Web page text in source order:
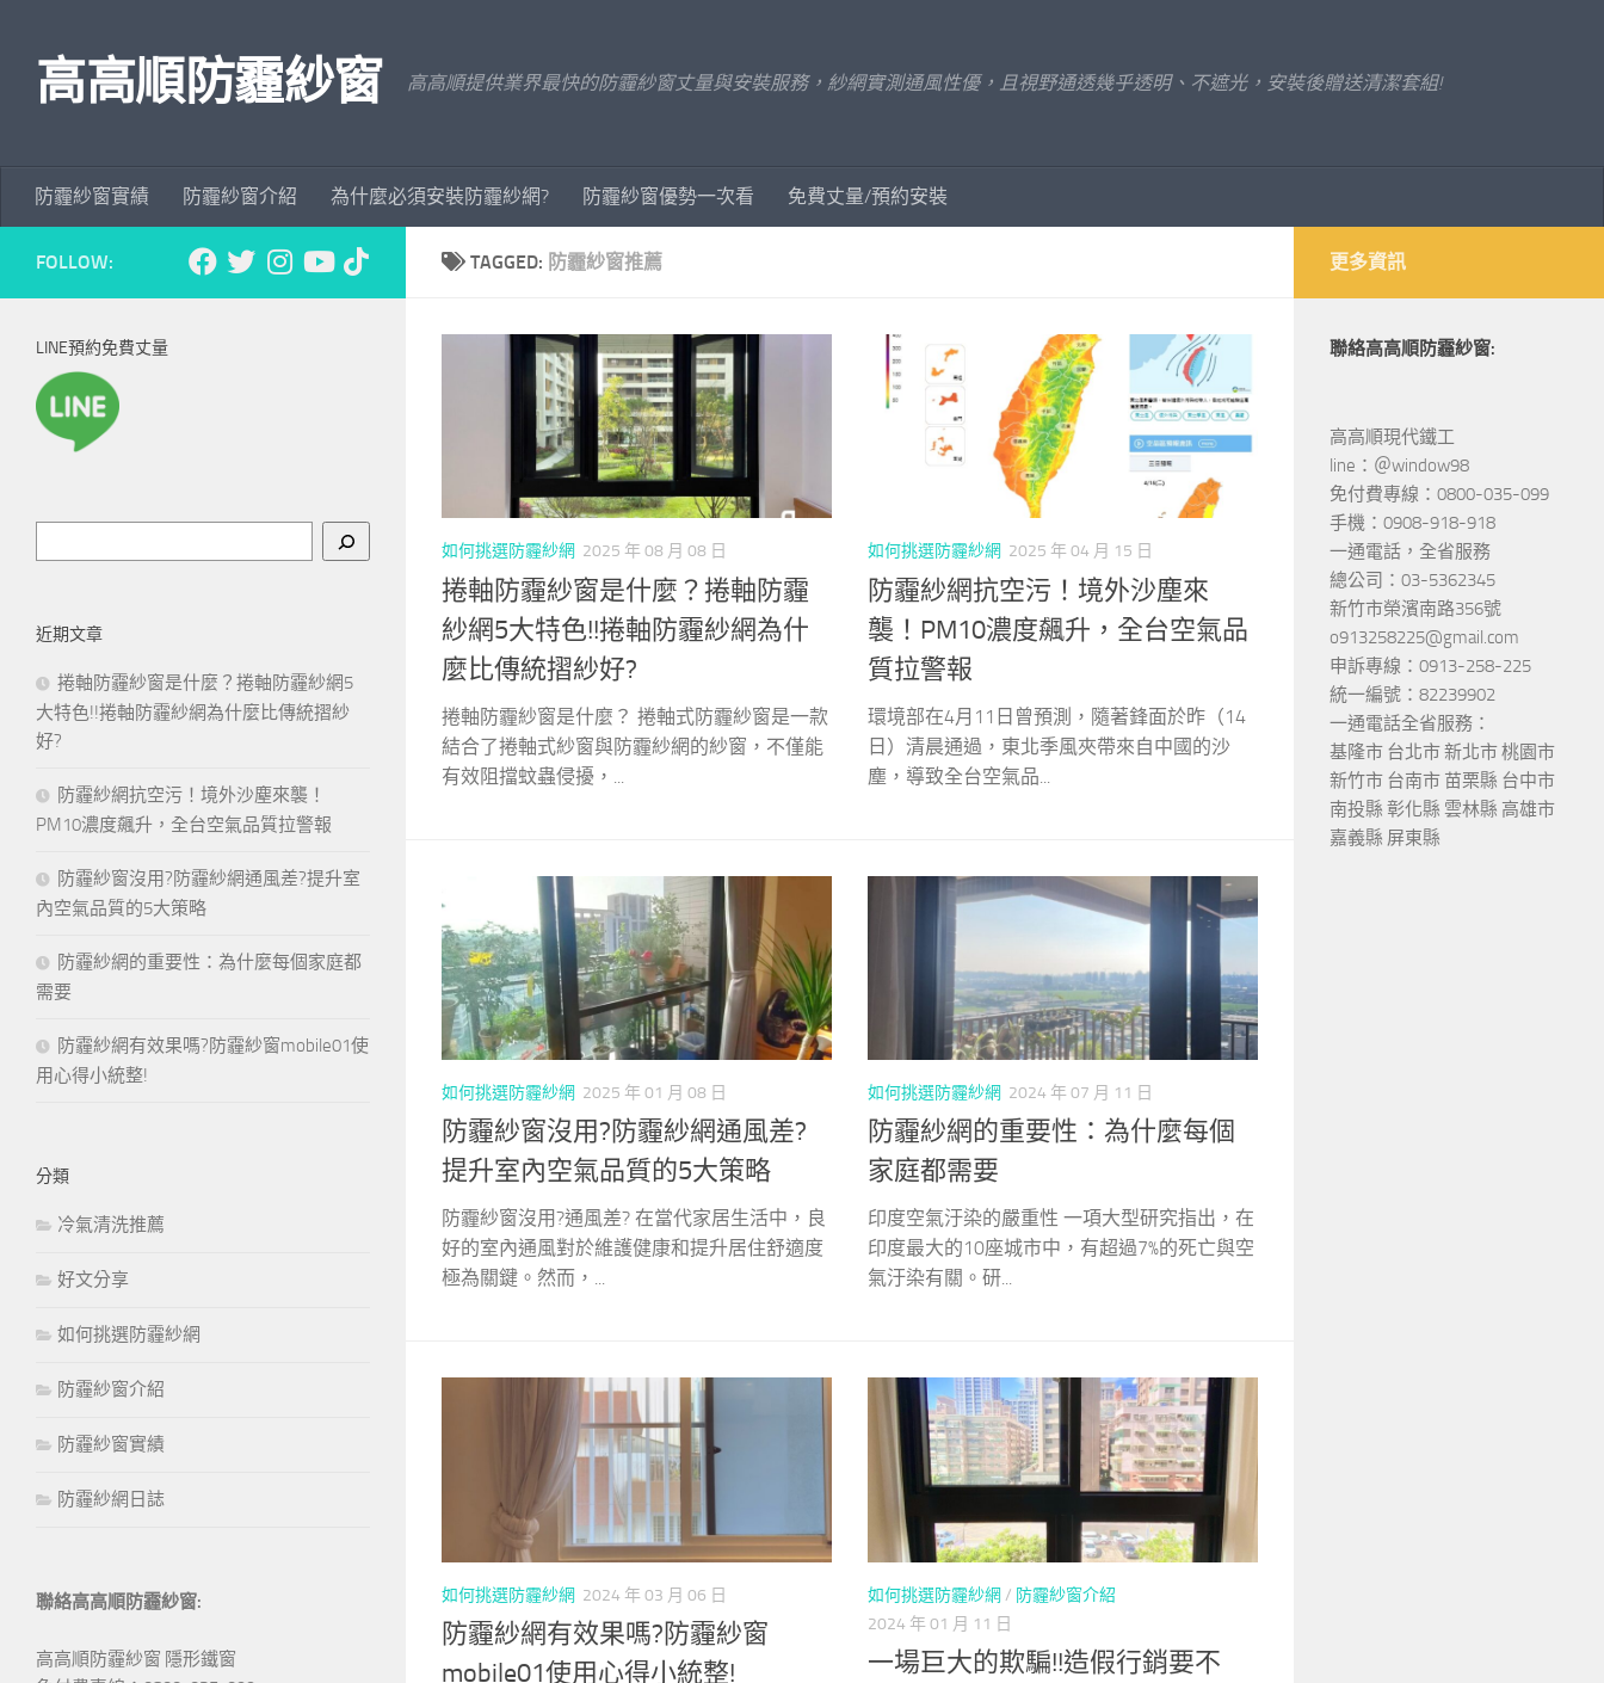
高高順防霾紗窗 高高順提供業界最快的防霾紗窗丈量與安裝服務，紗網實測通風性優，且視野通透幾乎透明、不遮光，安裝後贈送清潔套組!
防霾紗窗實績 防霾紗窗介紹 為什麼必須安裝防霾紗網? 防霾紗窗優勢一次看 免費丈量/預約安裝
TAGGED: 防霾紗窗推薦
如何挑選防霾紗網 2025 年 08 月 08 日
捲軸防霾紗窗是什麼？捲軸防霾
紗網5大特色!!捲軸防霾紗網為什
麼比傳統摺紗好?
捲軸防霾紗窗是什麼？ 捲軸式防霾紗窗是一款
結合了捲軸式紗窗與防霾紗網的紗窗，不僅能
有效阻擋蚊蟲侵擾，...
如何挑選防霾紗網 2025 年 04 月 15 日
防霾紗網抗空污！境外沙塵來
襲！PM10濃度飆升，全台空氣品
質拉警報
環境部在4月11日曾預測，隨著鋒面於昨（14
日）清晨通過，東北季風夾帶來自中國的沙
塵，導致全台空氣品...
如何挑選防霾紗網 2025 年 01 月 08 日
防霾紗窗沒用?防霾紗網通風差?
提升室內空氣品質的5大策略
防霾紗窗沒用?通風差? 在當代家居生活中，良
好的室內通風對於維護健康和提升居住舒適度
極為關鍵。然而，...
如何挑選防霾紗網 2024 年 07 月 11 日
防霾紗網的重要性：為什麼每個
家庭都需要
印度空氣汙染的嚴重性 一項大型研究指出，在
印度最大的10座城市中，有超過7%的死亡與空
氣汙染有關。研...
如何挑選防霾紗網 2024 年 03 月 06 日
防霾紗網有效果嗎?防霾紗窗
mobile01使用心得小統整!
如何挑選防霾紗網 / 防霾紗窗介紹
2024 年 01 月 11 日
一場巨大的欺騙!!造假行銷要不
FOLLOW:
LINE預約免費丈量
尋
近期文章
捲軸防霾紗窗是什麼？捲軸防霾紗網5
大特色!!捲軸防霾紗網為什麼比傳統摺紗
好?
防霾紗網抗空污！境外沙塵來襲！
PM10濃度飆升，全台空氣品質拉警報
防霾紗窗沒用?防霾紗網通風差?提升室
內空氣品質的5大策略
防霾紗網的重要性：為什麼每個家庭都
需要
防霾紗網有效果嗎?防霾紗窗mobile01使
用心得小統整!
分類
冷氣清洗推薦
好文分享
如何挑選防霾紗網
防霾紗窗介紹
防霾紗窗實績
防霾紗網日誌
聯絡高高順防霾紗窗:
高高順防霾紗窗 隱形鐵窗
更多資訊
聯絡高高順防霾紗窗:
高高順現代鐵工
line：＠window98
免付費專線：0800-035-099
手機：0908-918-918
一通電話，全省服務
總公司：03-5362345
新竹市榮濱南路356號
o913258225@gmail.com
申訴專線：0913-258-225
統一編號：82239902
一通電話全省服務：
基隆市 台北市 新北市 桃園市
新竹市 台南市 苗栗縣 台中市
南投縣 彰化縣 雲林縣 高雄市
嘉義縣 屏東縣